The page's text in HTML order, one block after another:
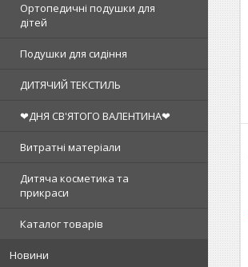
Ортопедичні подушки для
дітей
Подушки для сидіння
ДИТЯЧИЙ ТЕКСТИЛЬ
❤ДНЯ СВ'ЯТОГО ВАЛЕНТИНА❤
Витратні матеріали
Дитяча косметика та
прикраси
Каталог товарів
Новини